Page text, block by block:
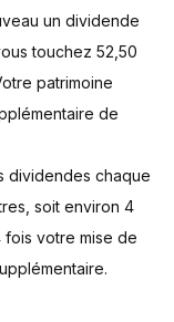
un dividende
touchez 52,50
patrimoine
de
dividendes chaque
soit environ 4
votre mise de